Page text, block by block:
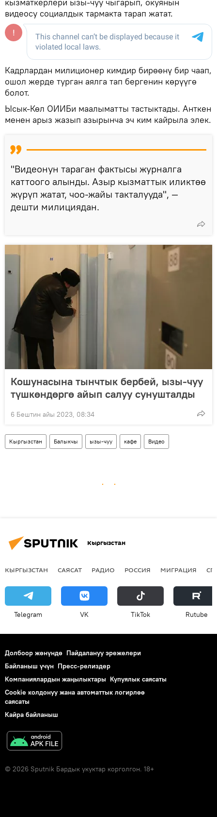
видеосу социалдык тармакта тарап жатат.
Кадрлардан милиционер кимдир бирөөнү бир чаап,
ошол жерде турган аялга тап бергенин көрүүгө
болот.
Ысык-Көл ОИИБи маалыматты тастыктады. Анткен
менен арыз жазып азырынча эч ким кайрыла элек.
"Видеонун тараган фактысы журналга
каттоого алынды. Азыр кызматтык иликтөө
жүрүп жатат, чоо-жайы такталууда", —
дешти милициядан.
Кошунасына тынчтык бербей, ызы-чуу
түшкөндөргө айып салуу сунушталды
6 Бештин айы 2023, 08:34
Кыргызстан Балыкчы ызы-чуу кафе Видео
Кыргызстан
КЫРГЫЗСТАН САЯСАТ РАДИО РОССИЯ МИГРАЦИЯ
Telegram VK ТikТоk Rutube
Долбоор жөнүндө Пайдалануу эрежелери
Байланыш үчүн Пресс-релиздер
Компаниялардын жаңылыктары Купуялык саясаты
Cookie колдонуу жана автоматтык логирлөө
саясаты
Кайра байланыш
© 2026 Sputnik Бардык укуктар корголгон. 18+